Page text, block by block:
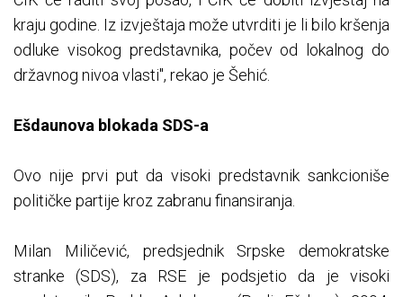
kraju godine. Iz izvještaja može utvrditi je li bilo kršenja
odluke visokog predstavnika, počev od lokalnog do
državnog nivoa vlasti", rekao je Šehić.
Ešdaunova blokada SDS-a
Ovo nije prvi put da visoki predstavnik sankcioniše
političke partije kroz zabranu finansiranja.
Milan Miličević, predsjednik Srpske demokratske
stranke (SDS), za RSE je podsjetio da je visoki